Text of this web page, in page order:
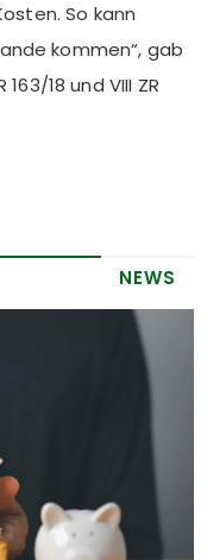
So kann
kommen“, gab
18 und VIII ZR
NEWS